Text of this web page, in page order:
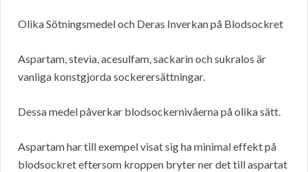
Olika Sötningsmedel och Deras Inverkan på Blodsockret
Aspartam, stevia, acesulfam, sackarin och sukralos är
vanliga konstgjorda sockerersättningar.
Dessa medel påverkar blodsockernivåerna på olika sätt.
Aspartam har till exempel visat sig ha minimal effekt på
blodsockret eftersom kroppen bryter ner det till aspartat